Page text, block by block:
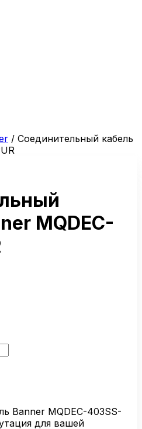
/ Соединительный кабель
MQDEC-
Banner MQDEC-403SS-
для вашей